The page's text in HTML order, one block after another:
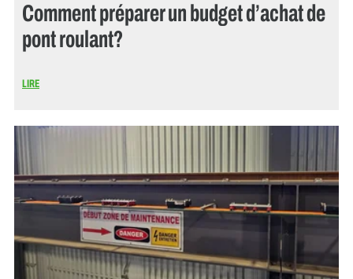
Comment préparer un budget d’achat de
pont roulant?
LIRE